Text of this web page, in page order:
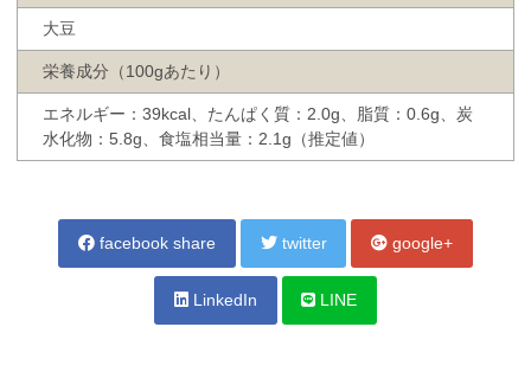
大豆
栄養成分（100gあたり）
エネルギー：39kcal、たんぱく質：2.0g、脂質：0.6g、炭
水化物：5.8g、食塩相当量：2.1g（推定値）
facebook share twitter google+
LinkedIn LINE